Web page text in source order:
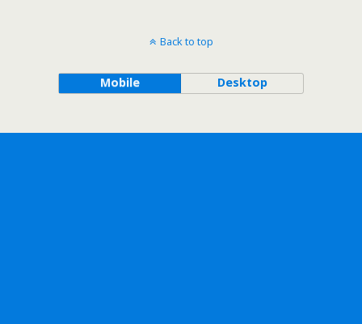
Back to top
Mobile Desktop